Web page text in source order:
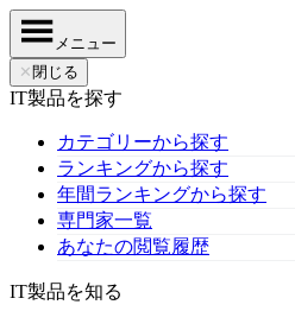
メニュー
✕ 閉じる
IT製品を探す
カテゴリーから探す
ランキングから探す
年間ランキングから探す
専門家一覧
あなたの閲覧履歴
IT製品を知る